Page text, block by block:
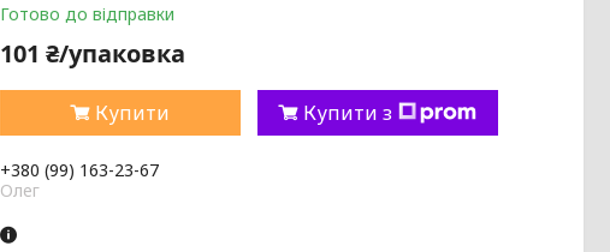
Готово до відправки
101 ₴/упаковка
Купити Купити з
+380 (99) 163-23-67
Олег